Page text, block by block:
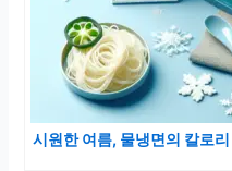
시원한 여름, 물냉면의 칼로